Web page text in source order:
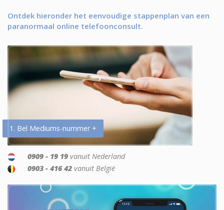
Ontdek hieronder het eenvoudige stappenplan van een
paranormaal online telefoonconsult.
1. Bel Mediums-nummer +
0909 - 19 19 vanuit Nederland
0903 - 416 42 vanuit België